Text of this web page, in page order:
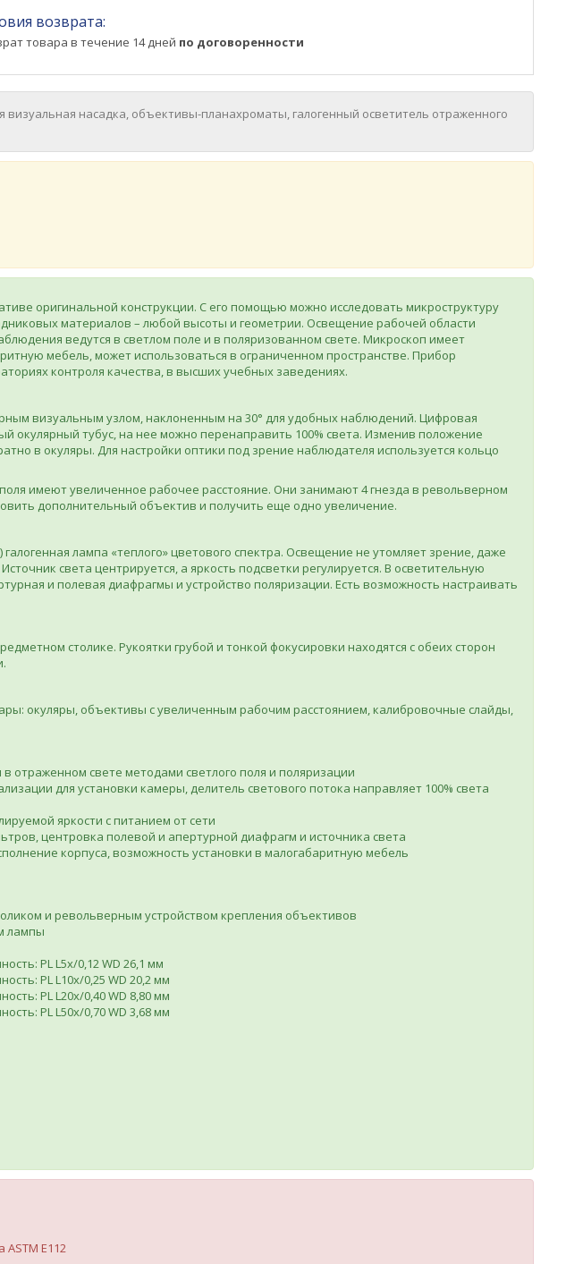
товара в течение 14 дней по договоренности
насадка, объективы-планахроматы, галогенный осветитель отраженного
оригинальной конструкции. С его помощью можно исследовать микроструктуру
материалов – любой высоты и геометрии. Освещение рабочей области
ведутся в светлом поле и в поляризованном свете. Микроскоп имеет
мебель, может использоваться в ограниченном пространстве. Прибор
контроля качества, в высших учебных заведениях.
визуальным узлом, наклоненным на 30° для удобных наблюдений. Цифровая
окулярный тубус, на нее можно перенаправить 100% света. Изменив положение
в окуляры. Для настройки оптики под зрение наблюдателя используется кольцо
имеют увеличенное рабочее расстояние. Они занимают 4 гнезда в револьверном
дополнительный объектив и получить еще одно увеличение.
лампа «теплого» цветового спектра. Освещение не утомляет зрение, даже
света центрируется, а яркость подсветки регулируется. В осветительную
и полевая диафрагмы и устройство поляризации. Есть возможность настраивать
столике. Рукоятки грубой и тонкой фокусировки находятся с обеих сторон
окуляры, объективы с увеличенным рабочим расстоянием, калибровочные слайды,
отраженном свете методами светлого поля и поляризации
для установки камеры, делитель светового потока направляет 100% света
яркости с питанием от сети
центровка полевой и апертурной диафрагм и источника света
корпуса, возможность установки в малогабаритную мебель
и револьверным устройством крепления объективов
лампы
PL L5х/0,12 WD 26,1 мм
PL L10х/0,25 WD 20,2 мм
PL L20х/0,40 WD 8,80 мм
PL L50х/0,70 WD 3,68 мм
E112